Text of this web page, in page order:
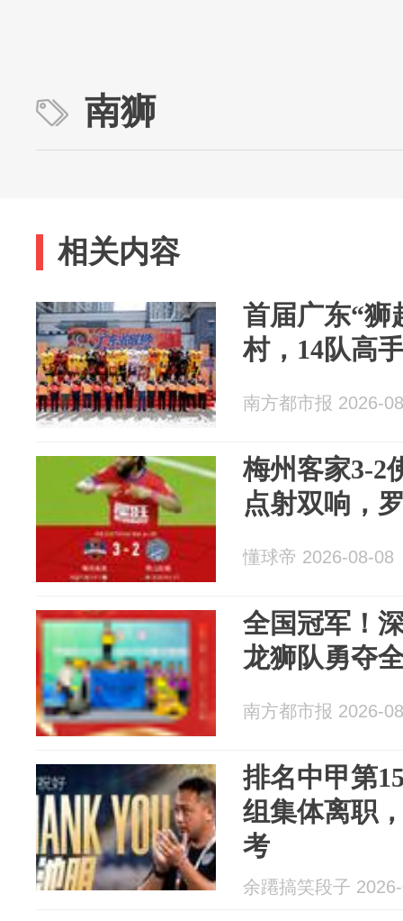
南狮
相关内容
首届广东“狮
村，14队高
南方都市报 2026-
梅州客家3-2
点射双响，
懂球帝 2026-08-08
全国冠军！
龙狮队勇夺
南方都市报 2026-
排名中甲第
组集体离职
考
余蹮搞笑段子